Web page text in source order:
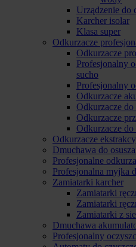
Urządzenie do
Karcher isolar
Klasa super
Odkurzacze
Odkurzacze
Profesjonalny
sucho
Profesjonalny
Odkurzacze
Odkurzacze
Odkurzacze
Odkurzacze do
Odkurzacze
Dmuchawa do
Profesjonalne
Profesjonalna myjka
Zamiatarki karcher
Zamiatarki
Zamiatarki
Zamiatarki z
Dmuchawa
Profesjonalny